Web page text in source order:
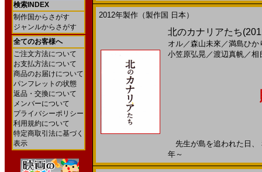
検索INDEX
制作国からさがす
ジャンルからさがす
全てのお客様へ
ご注文方法について
お支払方法について
商品のお届けについて
パンフレットの状態
返品・交換について
メンバーについて
プライバシーポリシー
利用規約について
特定商取引法に基づく
表示
2012年製作（製作国 日本）
北のカナリアたち
オル／森山未來 ／満島ひか
小笠原弘晃／渡辺真帆／相
先生が島を追われた日
年～